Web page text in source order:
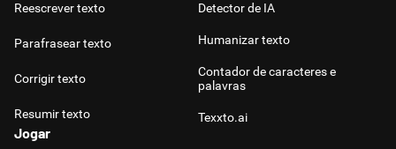
Reescrever texto
Parafrasear texto
Corrigir texto
Resumir texto
Detector de IA
Humanizar texto
Contador de caracteres e
palavras
Texxto.ai
Jogar